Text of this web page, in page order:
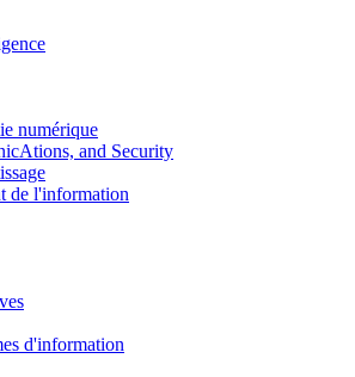
numérique
and Security
de l'information
d'information